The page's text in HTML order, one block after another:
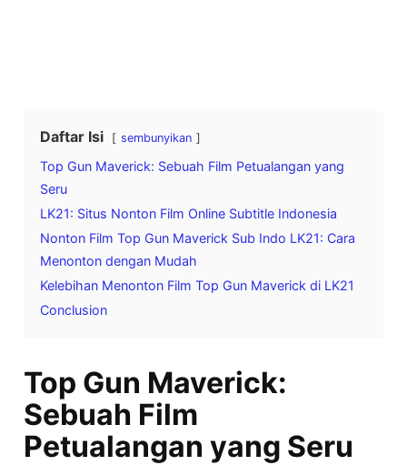
Daftar Isi sembunyikan
Top Gun Maverick: Sebuah Film Petualangan yang
Seru
LK21: Situs Nonton Film Online Subtitle Indonesia
Nonton Film Top Gun Maverick Sub Indo LK21: Cara
Menonton dengan Mudah
Kelebihan Menonton Film Top Gun Maverick di LK21
Conclusion
Top Gun Maverick:
Sebuah Film
Petualangan yang Seru